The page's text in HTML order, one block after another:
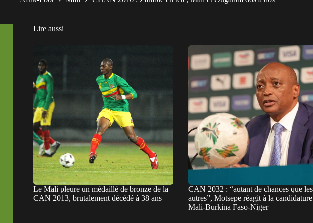
Lire aussi
Le Mali pleure un médaillé de bronze de la
CAN 2013, brutalement décédé à 38 ans
CAN 2032 : “autant de chances que les
autres”, Motsepe réagit à la candidature
Mali-Burkina Faso-Niger